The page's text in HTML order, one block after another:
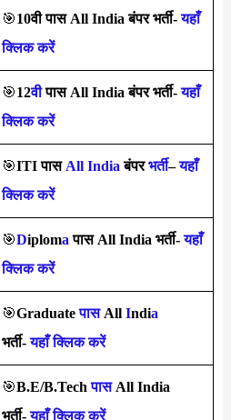
🎯10वी पास All India बंपर भर्ती- यहाँ
क्लिक करें
🎯12वीपास All India बंपर भर्ती- यहाँ
क्लिक करें
🎯ITI पास All India बंपरभर्ती– यहाँ
क्लिक करें
🎯Diploma पास All India भर्ती- यहाँ
क्लिक करें
🎯GraduateपासAll India
भर्ती- यहाँ क्लिक करें
🎯B.E/B.Tech पास All India
भर्ती- यहाँ क्लिक करें